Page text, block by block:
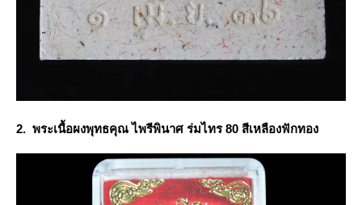
2. พระเนื้อผงพุทธคุณ ไพรีพินาศ ร่มไทร 80 สีเหลืองฟักทอง